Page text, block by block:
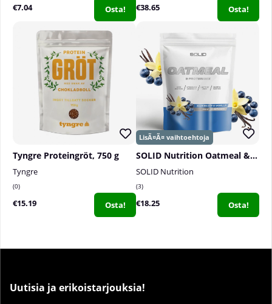
€7.04 Osta! €38.65 Osta!
Tyngre Proteingröt, 750 g
Tyngre
0
€15.19 Osta!
SOLID Nutrition Oatmeal & Protein Mix, 750 g
SOLID Nutrition
3
€18.25 Osta!
Uutisia ja erikoistarjouksia!